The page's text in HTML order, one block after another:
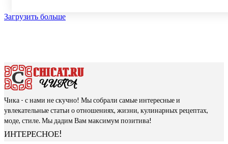
Загрузить больше
Чика - с нами не скучно! Мы собрали самые интересные и
увлекательные статьи о отношениях, жизни, кулинарных рецептах,
моде, стиле. Мы дадим Вам максимум позитива!
ИНТЕРЕСНОЕ!